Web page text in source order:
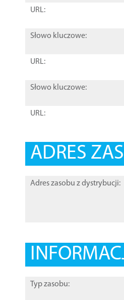
URL:
Słowo kluczowe:
URL:
Słowo kluczowe:
URL:
ADRES
Adres zasobu z dystrybucji:
Typ zasobu: